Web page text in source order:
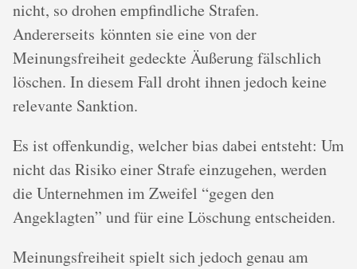
nicht, so drohen empfindliche Strafen.
Andererseits könnten sie eine von der
Meinungsfreiheit gedeckte Äußerung fälschlich
löschen. In diesem Fall droht ihnen jedoch keine
relevante Sanktion.
Es ist offenkundig, welcher bias dabei entsteht: Um
nicht das Risiko einer Strafe einzugehen, werden
die Unternehmen im Zweifel “gegen den
Angeklagten” und für eine Löschung entscheiden.
Meinungsfreiheit spielt sich jedoch genau am